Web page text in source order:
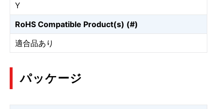
Y
RoHS Compatible Product(s) (#)
適合品あり
パッケージ